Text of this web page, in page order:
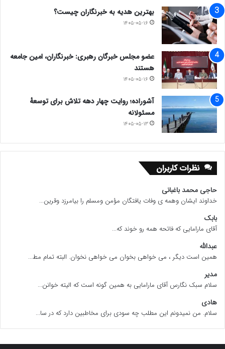
بهترین هدیه به خبرنگاران چیست؟
۱۴۰۵-۰۵-۱۶
عضو مجلس خبرگان رهبری: خبرنگاران، امین جامعه
هستند
۱۴۰۵-۰۵-۱۶
آشوراده؛ روایت چهار دهه تلاش برای توسعهٔ
مسئولانه
۱۴۰۵-۰۵-۱۳
نظرات کاربران
حاجی محمد باغبانی
خداوند ایشان وهمه ی وفات یافتگان مؤمن ومسلم را بیامرزد وقرین...
بابک
آقای مارامایی که فاتحه همه رو خوند که...
عبدالله
همین است دیگر ، می خواهی بخوان می خواهی نخوان. البته تمام مط...
مدیر
سلام سبک نگارس آقای مارامایی به همین گونه است که الیته خوانن...
هادی
سلام. من نمیدونم این مطلب چه سودی برای مخاطبین دارد که در سا...